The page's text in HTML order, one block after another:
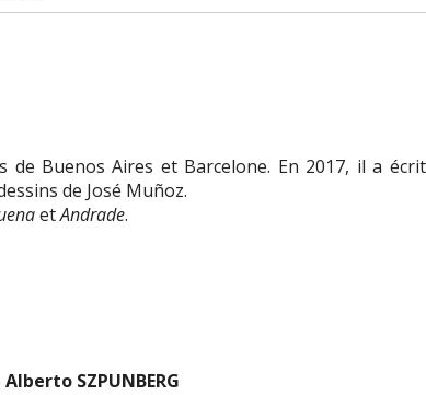
Buenos Aires et Barcelone. En 2017, il a
de José Muñoz.
etAndrade.
Alberto SZPUNBERG